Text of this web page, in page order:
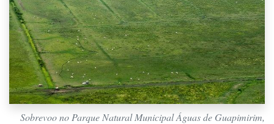
Sobrevoo no Parque Natural Municipal Águas de Guapimirim,